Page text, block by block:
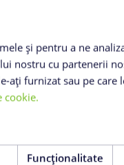
Evaluarea
materii
Încercări
termice și
-
-
și pentru a ne
nostru cu partenerii
ați furnizat sau pe care
cookie.
Funcţionalitate